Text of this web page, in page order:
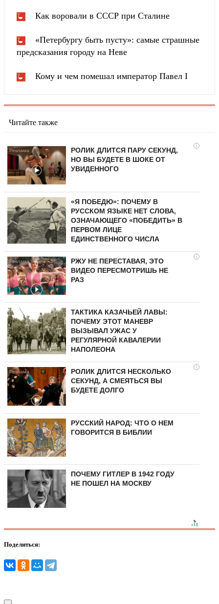
Как воровали в СССР при Сталине
«Петербургу быть пусту»: самые страшные
предсказания городу на Неве
Кому и чем помешал император Павел I
Читайте также
i
РОЛИК ДЛИТСЯ ПАРУ СЕКУНД,
НО ВЫ БУДЕТЕ В ШОКЕ ОТ
УВИДЕННОГО
«Я ПОБЕДЮ»: ПОЧЕМУ В
РУССКОМ ЯЗЫКЕ НЕТ СЛОВА,
ОЗНАЧАЮЩЕГО «ПОБЕДИТЬ» В
ПЕРВОМ ЛИЦЕ
ЕДИНСТВЕННОГО ЧИСЛА
i
РЖУ НЕ ПЕРЕСТАВАЯ, ЭТО
ВИДЕО ПЕРЕСМОТРИШЬ НЕ
РАЗ
ТАКТИКА КАЗАЧЬЕЙ ЛАВЫ:
ПОЧЕМУ ЭТОТ МАНЕВР
ВЫЗЫВАЛ УЖАС У
РЕГУЛЯРНОЙ КАВАЛЕРИИ
НАПОЛЕОНА
i
РОЛИК ДЛИТСЯ НЕСКОЛЬКО
СЕКУНД, А СМЕЯТЬСЯ ВЫ
БУДЕТЕ ДОЛГО
РУССКИЙ НАРОД: ЧТО О НЕМ
ГОВОРИТСЯ В БИБЛИИ
ПОЧЕМУ ГИТЛЕР В 1942 ГОДУ
НЕ ПОШЕЛ НА МОСКВУ
Поделиться: